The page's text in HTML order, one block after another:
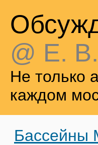
@ Е.
Не только
каждом
Бассейны